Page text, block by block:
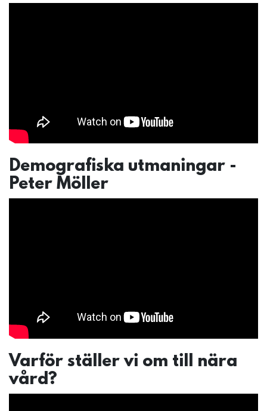
Demografiska utmaningar -
Peter Möller
Varför ställer vi om till nära
vård?